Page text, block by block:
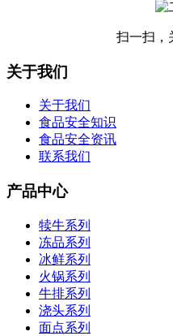
扫一扫，
关于我们
关于我们
食品安全知识
食品安全资讯
联系我们
产品中心
犊牛系列
冻品系列
冰鲜系列
火锅系列
牛排系列
浇头系列
面点系列